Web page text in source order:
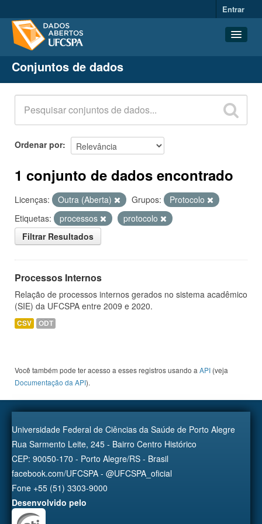
Entrar
Conjuntos de dados
Organizações
Grupos
Sobre
Conjuntos de dados
Ordenar por
1 conjunto de dados encontrado
Licenças: Outra (Aberta) Grupos:
Protocolo
Etiquetas:
processos
protocolo
Filtrar Resultados
Processos Internos
Relação de processos internos gerados no sistema acadêmico
(SIE) da UFCSPA entre 2009 e 2020.
CSV ODT
Você também pode ter acesso a esses registros usando a API (veja
Documentação da API).
Universidade Federal de Ciências da Saúde de Porto Alegre
Rua Sarmento Leite, 245 - Bairro Centro Histórico
CEP: 90050-170 - Porto Alegre/RS - Brasil
facebook.com/UFCSPA - @UFCSPA_oficial
Fone +55 (51) 3303-9000
Desenvolvido pelo